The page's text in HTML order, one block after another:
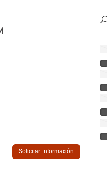
Solicitar información